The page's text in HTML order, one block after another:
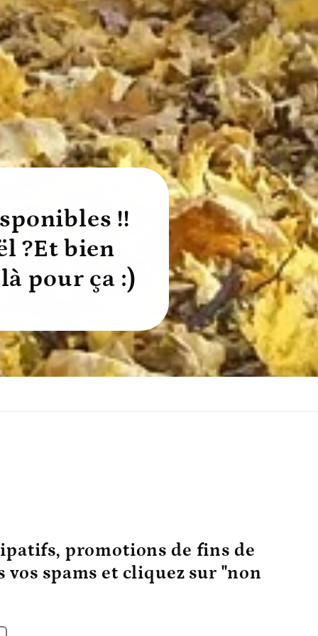
!!
?Et bien
pour ça :)
promotions de fins de
spams et cliquez sur "non